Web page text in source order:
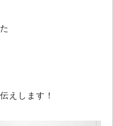
えします！